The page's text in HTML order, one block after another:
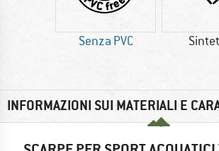
Senza PVC
INFORMAZIONI SUI MATERIALI E